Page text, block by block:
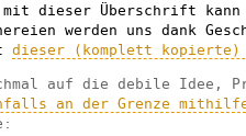
dieser Überschrift kann
werden uns dank
dieser (komplett
auf die debile Idee,
an der Grenze mithilfe